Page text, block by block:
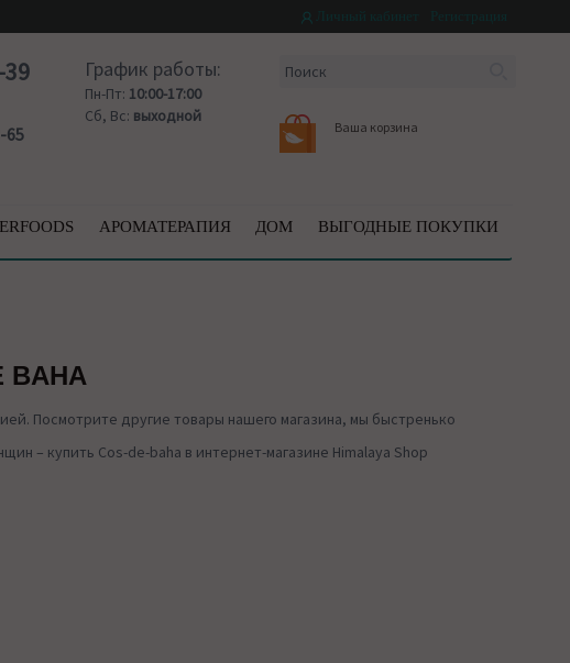
65
График работы:
Пн-Пт: 10:00-17:00
Сб, Вс: выходной
Ваша корзина
АРОМАТЕРАПИЯ ДОМ ВЫГОДНЫЕ ПОКУПКИ
Посмотрите другие товары нашего магазина, мы быстренько
– купить Cos-de-baha в интернет-магазине Himalaya Shop